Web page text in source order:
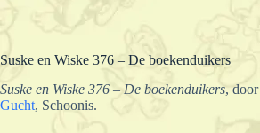
Suske en Wiske 376 – De boekenduikers
Suske en Wiske 376 – De boekenduikers, door
Gucht, Schoonis.